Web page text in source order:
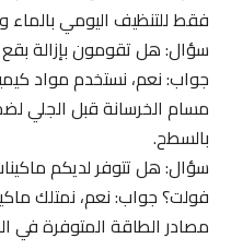
فقط للتنظيف اليومي بالماء
سؤال: هل تقومون بإزالة بقع
جواب: نعم، نستخدم مواد
مسام الخرسانة قبل الجلي
بالسطح.
فولت؟ جواب: نعم، نمتلك
مصادر الطاقة المتوفرة في